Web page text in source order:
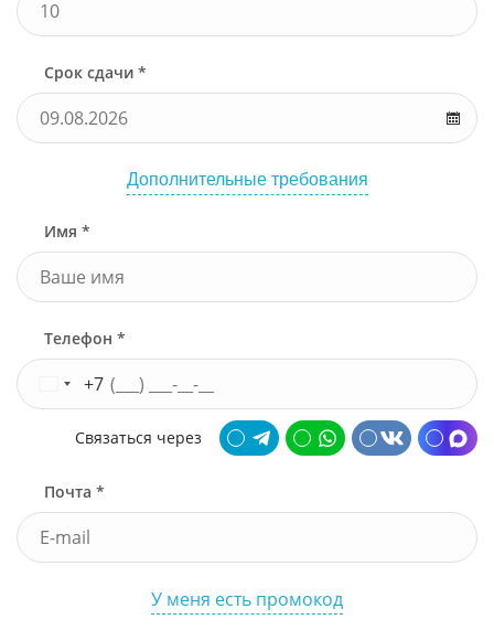
Срок сдачи *
Дополнительные требования
Имя *
Телефон *
+7
Связаться через
Почта *
У меня есть промокод